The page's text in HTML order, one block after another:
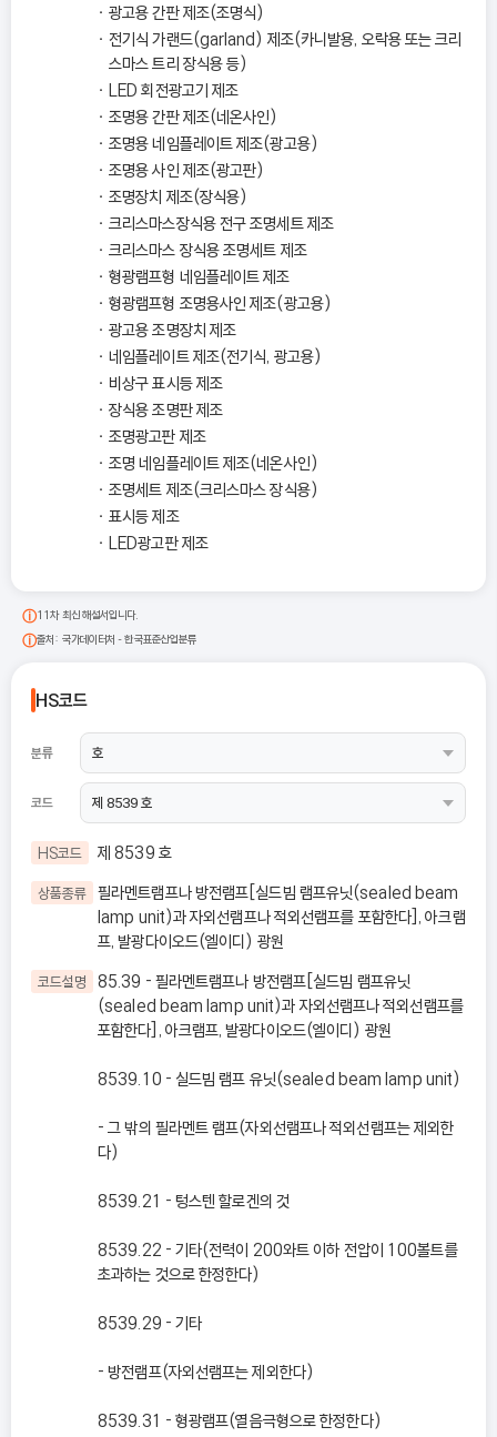
광고용 간판 제조(조명식)
전기식 가랜드(garland) 제조(카니발용, 오락용 또는 크리
스마스 트리 장식용 등)
LED 회전광고기 제조
조명용 간판 제조(네온사인)
조명용 네임플레이트 제조(광고용)
조명용 사인 제조(광고판)
조명장치 제조(장식용)
크리스마스장식용 전구 조명세트 제조
크리스마스 장식용 조명세트 제조
형광램프형 네임플레이트 제조
형광램프형 조명용사인 제조(광고용)
광고용 조명장치 제조
네임플레이트 제조(전기식, 광고용)
비상구 표시등 제조
장식용 조명판 제조
조명광고판 제조
조명 네임플레이트 제조(네온사인)
조명세트 제조(크리스마스 장식용)
표시등 제조
LED광고판 제조
11차 최신 해설서입니다.
출처: 국가데이터처 - 한국표준산업분류
HS코드
분류
코드
HS코드 제 8539 호
상품종류 필라멘트램프나 방전램프[실드빔 램프유닛(sealed beam
lamp unit)과 자외선램프나 적외선램프를 포함한다], 아크램
프, 발광다이오드(엘이디) 광원
코드설명
85.39 - 필라멘트램프나 방전램프[실드빔 램프유닛
(sealed beam lamp unit)과 자외선램프나 적외선램프를
포함한다], 아크램프, 발광다이오드(엘이디) 광원
8539.10 - 실드빔 램프 유닛(sealed beam lamp unit)
- 그 밖의 필라멘트 램프(자외선램프나 적외선램프는 제외한
다)
8539.21 - 텅스텐 할로겐의 것
8539.22 - 기타(전력이 200와트 이하 전압이 100볼트를
초과하는 것으로 한정한다)
8539.29 - 기타
- 방전램프(자외선램프는 제외한다)
8539.31 - 형광램프(열음극형으로 한정한다)